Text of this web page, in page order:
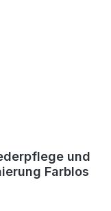
und
Farblos
Preis: